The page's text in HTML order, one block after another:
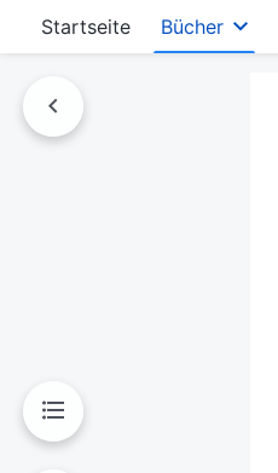
Startseite Bücher